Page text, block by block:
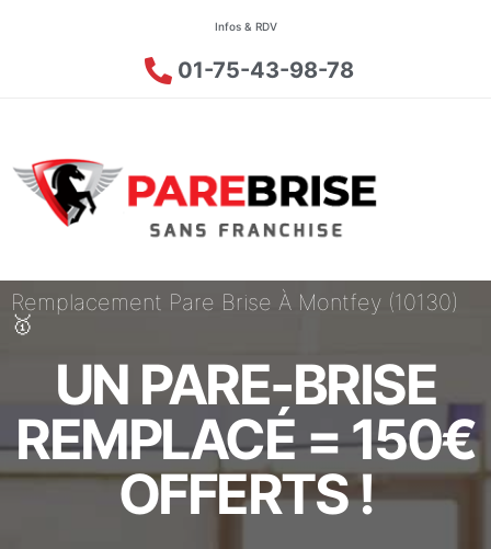
Infos & RDV
01-75-43-98-78
Remplacement Pare Brise À Montfey (10130)
🥇
UN PARE-BRISE
REMPLACÉ = 150€
OFFERTS !